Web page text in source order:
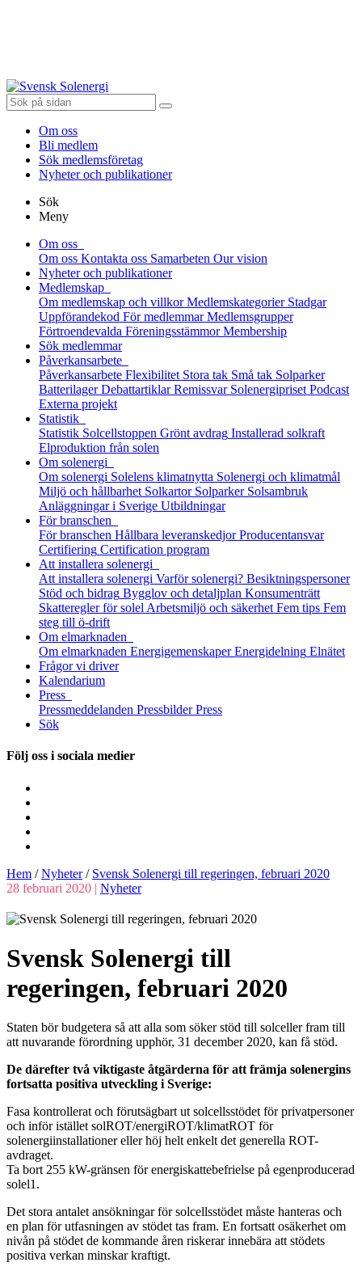
Om oss
Bli medlem
Sök medlemsföretag
Nyheter och publikationer
Sök
Meny
Om oss
Om oss Kontakta oss Samarbeten Our vision
Nyheter och publikationer
Medlemskap
Om medlemskap och villkor Medlemskategorier Stadgar
Uppförandekod För medlemmar Medlemsgrupper
Förtroendevalda Föreningsstämmor Membership
Sök medlemmar
Påverkansarbete
Påverkansarbete Flexibilitet Stora tak Små tak Solparker
Batterilager Debattartiklar Remissvar Solenergipriset Podcast
Externa projekt
Statistik
Statistik Solcellstoppen Grönt avdrag Installerad solkraft
Elproduktion från solen
Om solenergi
Om solenergi Solelens klimatnytta Solenergi och klimatmål
Miljö och hållbarhet Solkartor Solparker Solsambruk
Anläggningar i Sverige Utbildningar
För branschen
För branschen Hållbara leveranskedjor Producentansvar
Certifiering Certification program
Att installera solenergi
Att installera solenergi Varför solenergi? Besiktningspersoner
Stöd och bidrag Bygglov och detaljplan Konsumenträtt
Skatteregler för solel Arbetsmiljö och säkerhet Fem tips Fem
steg till ö-drift
Om elmarknaden
Om elmarknaden Energigemenskaper Energidelning Elnätet
Frågor vi driver
Kalendarium
Press
Pressmeddelanden Pressbilder Press
Sök
Följ oss i sociala medier
Hem /Nyheter/ Svensk Solenergi till regeringen, februari 2020
28 februari 2020 | Nyheter
Svensk Solenergi till
regeringen, februari 2020
Staten bör budgetera så att alla som söker stöd till solceller fram till
att nuvarande förordning upphör, 31 december 2020, kan få stöd.
De därefter två viktigaste åtgärderna för att främja solenergins
fortsatta positiva utveckling i Sverige:
Fasa kontrollerat och förutsägbart ut solcellsstödet för privatpersoner
och inför istället solROT/energiROT/klimatROT för
solenergiinstallationer eller höj helt enkelt det generella ROT-
avdraget.
Ta bort 255 kW-gränsen för energiskattebefrielse på egenproducerad
solel1.
Det stora antalet ansökningar för solcellsstödet måste hanteras och
en plan för utfasningen av stödet tas fram. En fortsatt osäkerhet om
nivån på stödet de kommande åren riskerar innebära att stödets
positiva verkan minskar kraftigt.